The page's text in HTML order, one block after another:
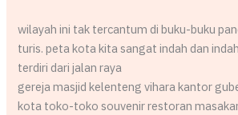
wilayah ini tak tercantum di buku-buku
turis. peta kota kita sangat indah dan
terdiri dari jalan raya
gereja masjid kelenteng vihara kantor
kota toko-toko souvenir restoran